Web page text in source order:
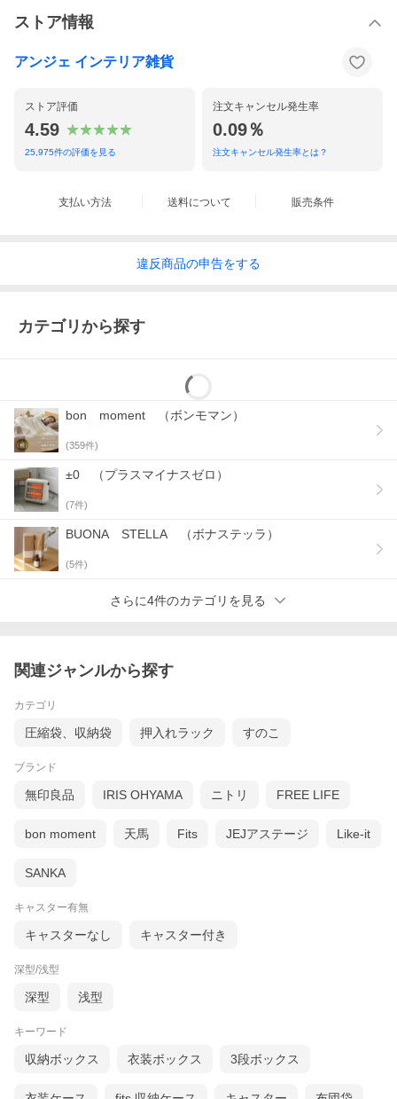
フタをしておけば、サイドテーブルとしても活躍。好きな場所に
おいてコーヒーや本を置いたり、外しためがねを置いておいた
り。“ちょっと置きたい”を叶えます。
ナチュラルな雰囲気のバンブー素材
ストア情報
アンジェ インテリア雑貨
ストア評価
4.59
25,975件の評価を見る
注文キャンセル発生率
0.09％
注文キャンセル発生率とは？
支払い方法 送料について 販売条件
違反商品の申告をする
カテゴリから探す
bon moment （ボンモマン）
(359件)
±0 （プラスマイナスゼロ）
(7件)
BUONA STELLA （ボナステッラ）
(5件)
さらに4件のカテゴリを見る
関連ジャンルから探す
カテゴリ
圧縮袋、収納袋 押入れラック すのこ
ブランド
無印良品 IRIS OHYAMA ニトリ FREE LIFE
bon moment 天馬 Fits JEJアステージ Like-it
SANKA
キャスター有無
キャスターなし キャスター付き
深型/浅型
深型 浅型
キーワード
収納ボックス 衣装ボックス 3段ボックス